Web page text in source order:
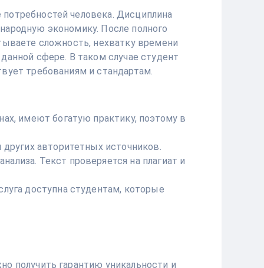
человека. Дисциплина
экономику. После полного
сложность, нехватку времени
сфере. В таком случае студент
требованиям и стандартам.
имеют богатую практику, поэтому в
авторитетных источников.
Текст проверяется на плагиат и
доступна студентам, которые
получить гарантию уникальности и